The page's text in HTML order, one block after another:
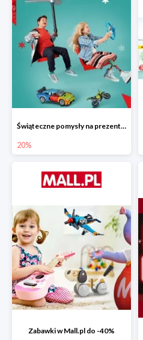
Świąteczne pomysły na prezenty od LEGO w Mall.pl do -20%
20%
Zabawki w Mall.pl do -40%